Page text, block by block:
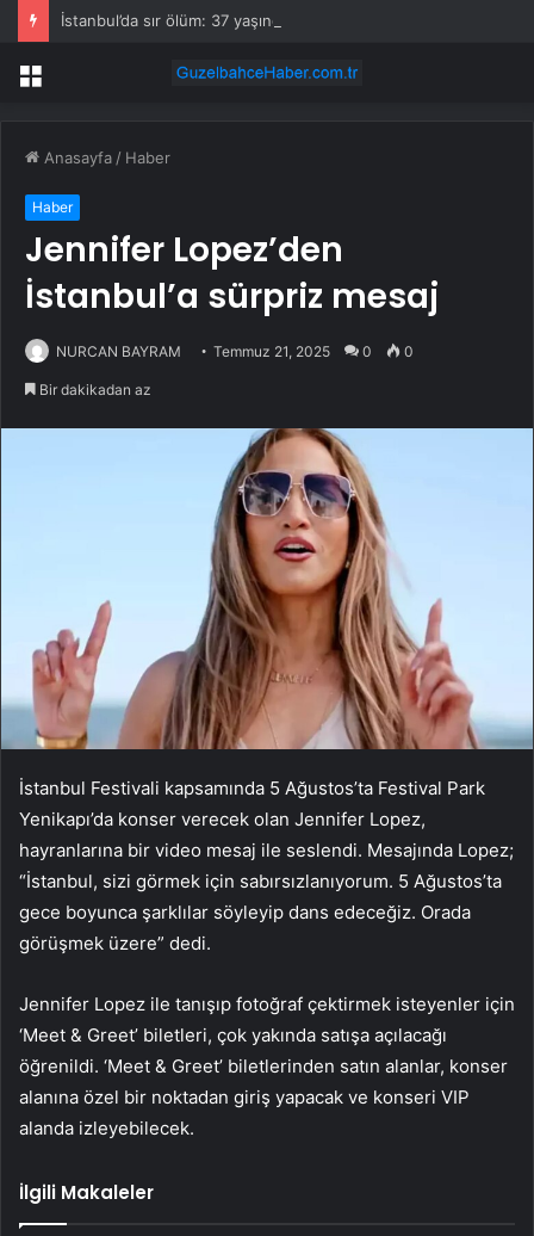
Menü
Anasayfa / Haber
Haber
Jennifer Lopez’den
İstanbul’a sürpriz mesaj
NURCAN BAYRAM Temmuz 21, 2025 0 0
Bir dakikadan az
İstanbul Festivali kapsamında 5 Ağustos’ta Festival Park
Yenikapı’da konser verecek olan Jennifer Lopez,
hayranlarına bir video mesaj ile seslendi. Mesajında Lopez;
“İstanbul, sizi görmek için sabırsızlanıyorum. 5 Ağustos’ta
gece boyunca şarklılar söyleyip dans edeceğiz. Orada
görüşmek üzere” dedi.
Jennifer Lopez ile tanışıp fotoğraf çektirmek isteyenler için
‘Meet & Greet’ biletleri, çok yakında satışa açılacağı
öğrenildi. ‘Meet & Greet’ biletlerinden satın alanlar, konser
alanına özel bir noktadan giriş yapacak ve konseri VIP
alanda izleyebilecek.
İlgili Makaleler